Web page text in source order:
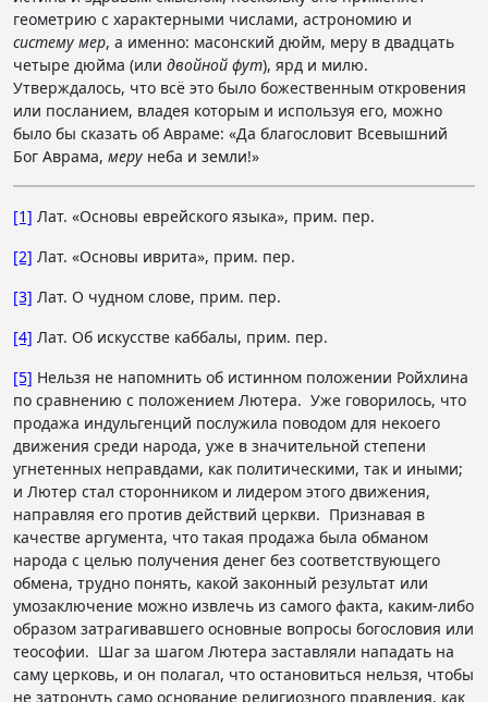
геометрию с характерными числами, астрономию и
систему мер, а именно: масонский дюйм, меру в двадцать
четыре дюйма (или двойной фут), ярд и милю.
Утверждалось, что всё это было божественным откровения
или посланием, владея которым и используя его, можно
было бы сказать об Авраме: «Да благословит Всевышний
Бог Аврама, меру неба и земли!»
[1] Лат. «Основы еврейского языка», прим. пер.
[2] Лат. «Основы иврита», прим. пер.
[3] Лат. О чудном слове, прим. пер.
[4] Лат. Об искусстве каббалы, прим. пер.
[5] Нельзя не напомнить об истинном положении Ройхлина
по сравнению с положением Лютера. Уже говорилось, что
продажа индульгенций послужила поводом для некоего
движения среди народа, уже в значительной степени
угнетенных неправдами, как политическими, так и иными;
и Лютер стал сторонником и лидером этого движения,
направляя его против действий церкви. Признавая в
качестве аргумента, что такая продажа была обманом
народа с целью получения денег без соответствующего
обмена, трудно понять, какой законный результат или
умозаключение можно извлечь из самого факта, каким-либо
образом затрагивавшего основные вопросы богословия или
теософии. Шаг за шагом Лютера заставляли нападать на
саму церковь, и он полагал, что остановиться нельзя, чтобы
не затронуть само основание религиозного правления, как